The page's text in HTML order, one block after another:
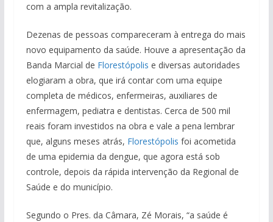
com a ampla revitalização.
Dezenas de pessoas compareceram à entrega do mais
novo equipamento da saúde. Houve a apresentação da
Banda Marcial de Florestópolis e diversas autoridades
elogiaram a obra, que irá contar com uma equipe
completa de médicos, enfermeiras, auxiliares de
enfermagem, pediatra e dentistas. Cerca de 500 mil
reais foram investidos na obra e vale a pena lembrar
que, alguns meses atrás, Florestópolis foi acometida
de uma epidemia da dengue, que agora está sob
controle, depois da rápida intervenção da Regional de
Saúde e do município.
Segundo o Pres. da Câmara, Zé Morais, “a saúde é